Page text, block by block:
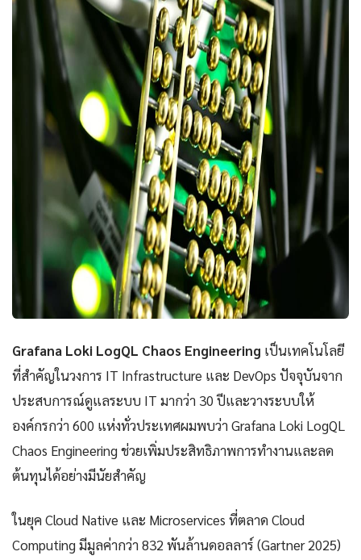
Grafana Loki LogQL Chaos Engineering เป็นเทคโนโลยี
ที่สำคัญในวงการ IT Infrastructure และ DevOps ปัจจุบันจาก
ประสบการณ์ดูแลระบบ IT มากว่า 30 ปีและวางระบบให้
องค์กรกว่า 600 แห่งทั่วประเทศผมพบว่า Grafana Loki LogQL
Chaos Engineering ช่วยเพิ่มประสิทธิภาพการทำงานและลด
ต้นทุนได้อย่างมีนัยสำคัญ
ในยุค Cloud Native และ Microservices ที่ตลาด Cloud
Computing มีมูลค่ากว่า 832 พันล้านดอลลาร์ (Gartner 2025)